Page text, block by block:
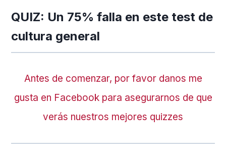
QUIZ: Un 75% falla en este test de
cultura general
Antes de comenzar, por favor danos me
gusta en Facebook para asegurarnos de que
verás nuestros mejores quizzes